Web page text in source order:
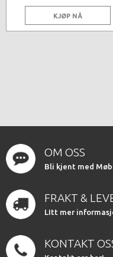
KJØP NÅ
OM OSS
Bli kjent med
FRAKT &
LItt mer
KONTAKT